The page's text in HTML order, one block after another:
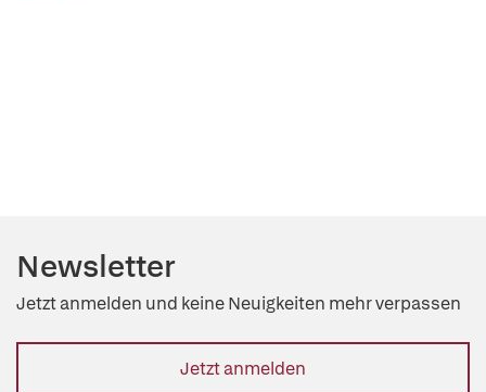
Newsletter
Jetzt anmelden und keine Neuigkeiten mehr verpassen
Jetzt anmelden